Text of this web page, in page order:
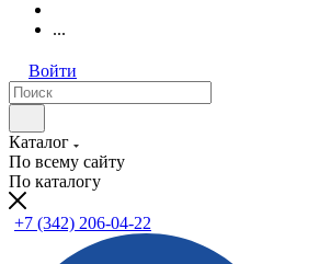
...
Войти
Каталог
По всему сайту
По каталогу
+7 (342) 206-04-22